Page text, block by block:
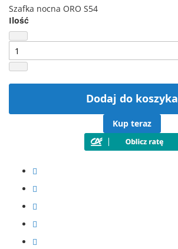
Szafka nocna ORO S54
Ilość
Dodaj do koszyka
Kup teraz